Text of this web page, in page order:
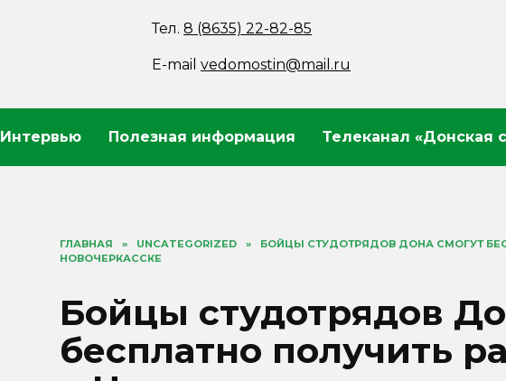
Тел.8 (8635) 22-82-85
E-mailvedomostin@mail.ru
Интервью Полезная информация Телеканал «Донская
ГЛАВНАЯ » UNCATEGORIZED »
БОЙЦЫ СТУДОТРЯДОВ ДОНА СМОГУТ
НОВОЧЕРКАССКЕ
Бойцы студотрядов
бесплатно получить